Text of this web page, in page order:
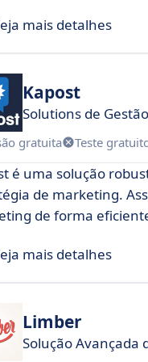
mais detalhes
Kapost
Solutions de
gratuita Teste
é uma solução
de marketing.
de forma
mais detalhes
Limber
Solução Avançada